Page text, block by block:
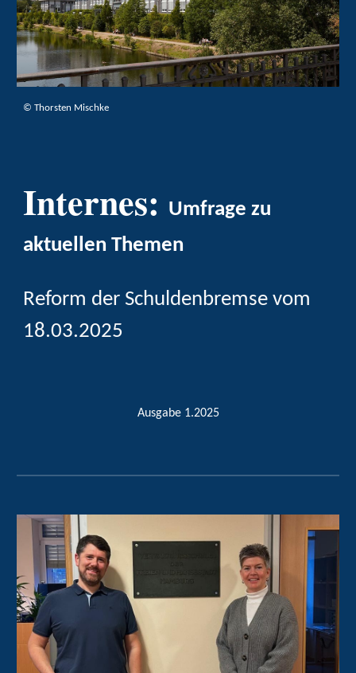
© Thorsten Mischke
Internes: Umfrage zu
aktuellen Themen
Reform der Schuldenbremse vom
18.03.2025
Ausgabe 1.2025